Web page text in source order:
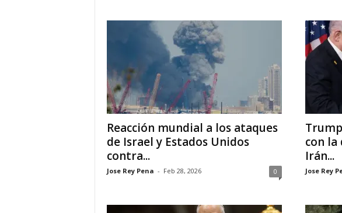
Reacción mundial a los ataques
de Israel y Estados Unidos
contra...
Jose Rey Pena - Feb 28, 2026 0
con la
Irán...
Jose Rey